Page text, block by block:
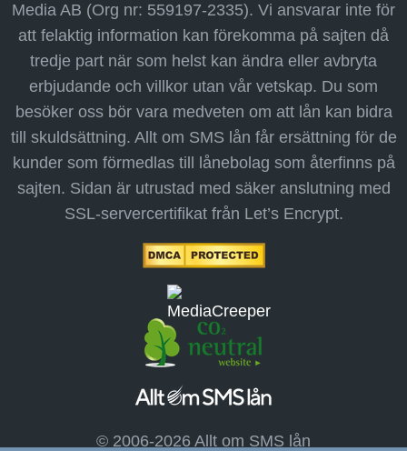
Media AB (Org nr: 559197-2335). Vi ansvarar inte för
att felaktig information kan förekomma på sajten då
tredje part när som helst kan ändra eller avbryta
erbjudande och villkor utan vår vetskap. Du som
besöker oss bör vara medveten om att lån kan bidra
till skuldsättning. Allt om SMS lån får ersättning för de
kunder som förmedlas till lånebolag som återfinns på
sajten. Sidan är utrustad med säker anslutning med
SSL-servercertifikat från Let’s Encrypt.
© 2006-2026 Allt om SMS lån